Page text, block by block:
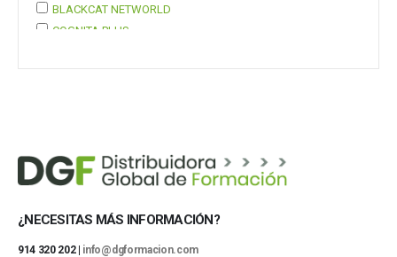
BLACKCAT NETWORLD
COGNITA PLUS
Mostrar 37 más
¿NECESITAS MÁS INFORMACIÓN?
914 320 202 | info@dgformacion.com